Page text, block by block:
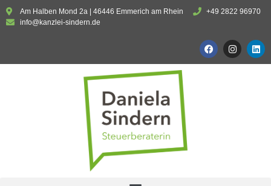
Am Halben Mond 2a | 46446 Emmerich am Rhein
+49 2822 96970
info@kanzlei-sindern.de